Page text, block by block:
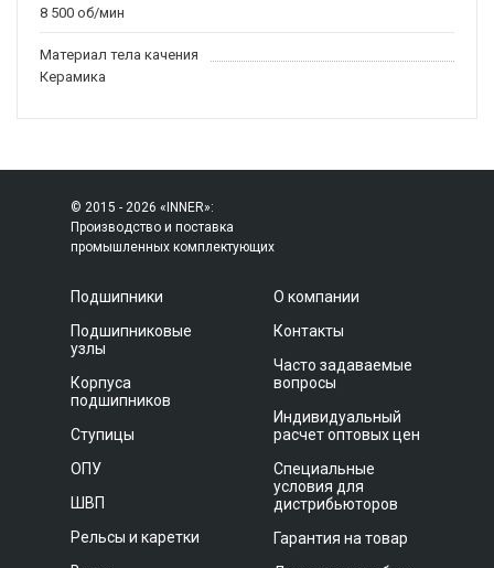
8 500 об/мин
Материал тела качения
Керамика
© 2015 - 2026 «INNER»:
Производство и поставка
промышленных комплектующих
Подшипники
Подшипниковые
узлы
Корпуса
подшипников
Ступицы
ОПУ
ШВП
Рельсы и каретки
О компании
Контакты
Часто задаваемые
вопросы
Индивидуальный
расчет оптовых цен
Специальные
условия для
дистрибьюторов
Гарантия на товар